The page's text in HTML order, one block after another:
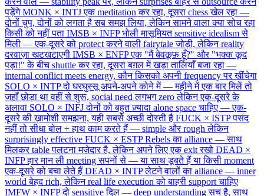
पड़ेंगे MONK × INTJ एक meditation कर रहा, दूसरा chess खेल रहा —
दोनों चुप, दोनों को लगता है सब समझ लिया, लेकिन सामने वाला क्या सोच रहा
किसी को नहीं पता IMSB × INFP भोली मासूमियत sensitive idealism से
मिली — एक-दूसरे को protect करने वाली fairytale जोड़ी, लेकिन reality
दरवाज़ा खटखटाएगी IMSB × ENFP एक "मैं बेवक़ूफ़ हूँ?" और "भक्क कूद
पड़ा!" के बीच shuttle कर रहा, दूसरा बग़ल में खड़ा तालियाँ बजा रहा —
internal conflict meets energy, कौन किसको अपनी frequency पर खींचेगा
SOLO × INTP दो घरघुस्सू अपने-अपने कोने में — महीने में एक बार मिलें तो
जहाँ छोड़ा था वहीं से शुरू, social need लगभग zero लेकिन एक-दूसरे के
अलावा SOLO × INFJ दोनों को बहुत ज़्यादा alone space चाहिए — एक-
दूसरे की ख़ामोशी समझना, यही सबसे अच्छी दोस्ती है FUCK × ISTP पसंद
नहीं तो सीधा बोल + हाथ काम करते हैं — simple और rough लेकिन
surprisingly effective FUCK × ESTP Rebels का alliance — साथ
मिलकर table पलटना मज़ेदार है, लेकिन अपने लिए एक exit रखो DEAD ×
INFP हार मान ली meeting सपनों से — या साथ डूबते हैं या किसी moment
एक-दूसरे को बचा लेते हैं DEAD × INTP लेटने वालों का alliance — inner
world बेहद rich, लेकिन real life execution को बाहरी support चाहिए
IMFW × INFP दो sensitive दिल — deep understanding सच है, साथ